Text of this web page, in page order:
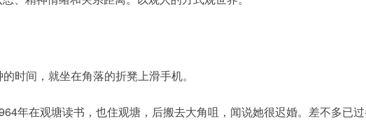
时间，就坐在角落的折凳上滑手机。
年在观塘读书，也住观塘，后搬去大角咀，闻说她很迟婚。差不多已